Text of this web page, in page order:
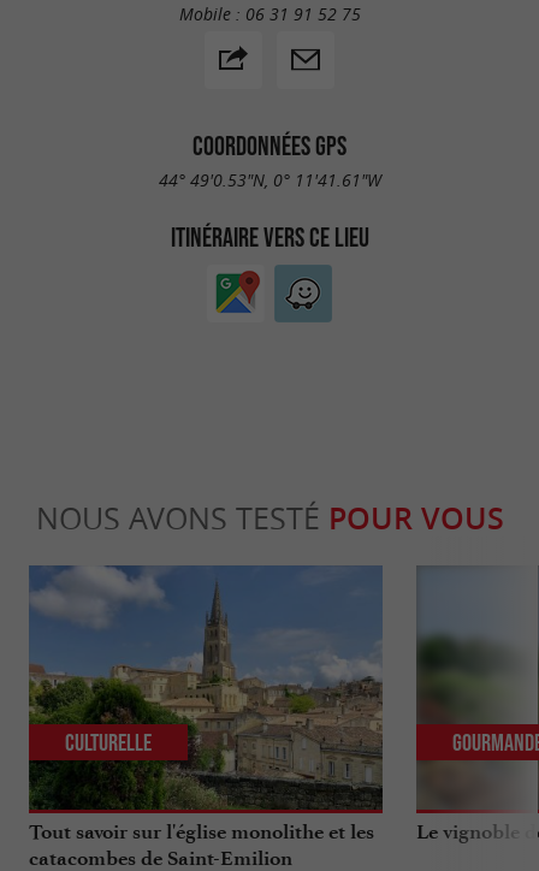
Mobile : 06 31 91 52 75
COORDONNÉES GPS
44° 49'0.53"N, 0° 11'41.61"W
ITINÉRAIRE VERS CE LIEU
NOUS AVONS TESTÉ POUR VOUS
Tout savoir sur l'église monolithe et les
catacombes de Saint-Emilion
Culturelle
Le vignoble